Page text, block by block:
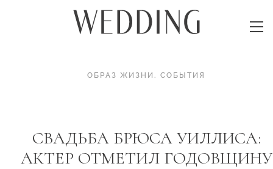
ОБРАЗ ЖИЗНИ . СОБЫТИЯ
СВАДЬБА БРЮСА УИЛЛИСА:
АКТЕР ОТМЕТИЛ ГОДОВЩИНУ